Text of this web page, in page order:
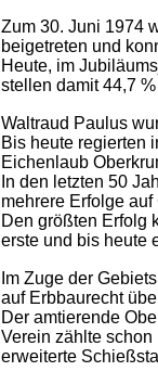
Zum 30. Juni 1974
beigetreten und
Heute, im
stellen damit 44,7
Waltraud Paulus
Bis heute regierten
Eichenlaub
In den letzten 50
mehrere Erfolge
Den größten Erfolg
erste und bis heute
Im Zuge der
auf Erbbaurecht
Der amtierende
Verein zählte
erweiterte